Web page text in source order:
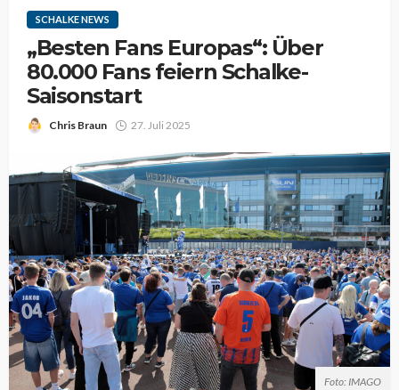
SCHALKE NEWS
„Besten Fans Europas“: Über
80.000 Fans feiern Schalke-
Saisonstart
Chris Braun 27. Juli 2025
Foto: IMAGO